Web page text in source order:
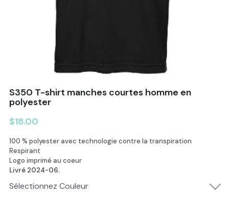
Politiques installations
Demande de congé Jardin des Déc
Demande de congé Poussinelles
Missions et valeurs
Capsules pédagogique
Affiches divers
Liens divers
Rechercher
POWERED BY
S350 T-shirt manches courtes homme en
polyester
$18.00
100 % polyester avec technologie contre la transpiration
Respirant
Logo imprimé au coeur
Livré 2024-06.
Sélectionnez Couleur